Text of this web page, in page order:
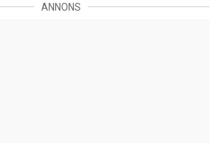
ANNONS